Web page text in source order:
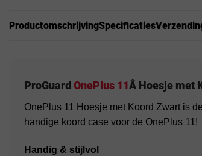
ProductomschrijvingSpecificaties
ProGuard OnePlus 11Â Hoesje met
OnePlus 11 Hoesje met Koord Zwart is
handige koord case voor de OnePlus 11!
Handig & stijlvol